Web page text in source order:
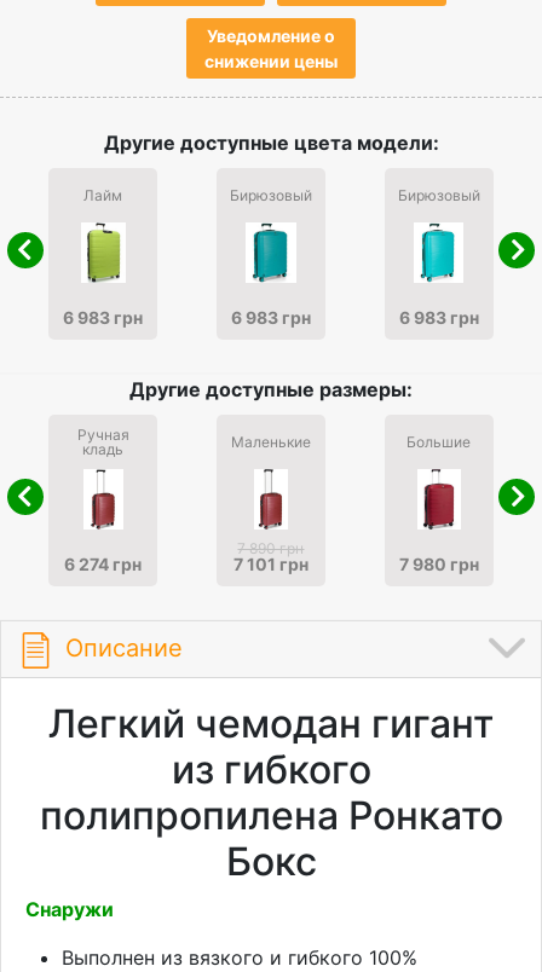
Уведомление о
снижении цены
Другие доступные цвета модели:
Лайм
6 983 грн
Бирюзовый
6 983 грн
Бирюзовый
6 983 грн
Другие доступные размеры:
Ручная
кладь
6 274 грн
Маленькие
7 890 грн
7 101 грн
Большие
7 980 грн
Описание
Легкий чемодан гигант
из гибкого
полипропилена Ронкато
Бокс
Снаружи
Выполнен из вязкого и гибкого 100%